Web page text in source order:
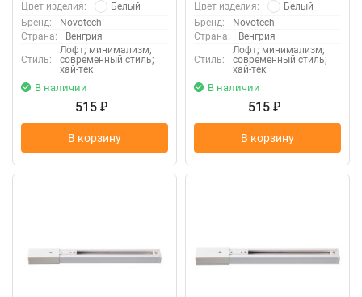
Цвет изделия:
Белый
Бренд:
Novotech
Страна:
Венгрия
Стиль:
Лофт; минимализм;
современный стиль;
хай-тек
В наличии
515 ₽
В корзину
Цвет изделия:
Белый
Бренд:
Novotech
Страна:
Венгрия
Стиль:
Лофт; минимализм;
современный стиль;
хай-тек
В наличии
515 ₽
В корзину